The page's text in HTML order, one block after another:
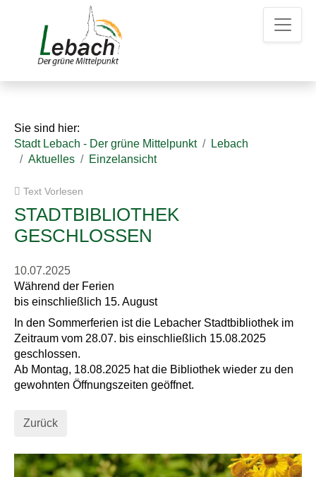
u
h
K
Sie sind hier:
Stadt Lebach - Der grüne Mittelpunkt
Lebach
Aktuelles
Einzelansicht
Text Vorlesen
STADTBIBLIOTHEK
GESCHLOSSEN
10.07.2025
Während der Ferien
bis einschließlich 15. August
In den Sommerferien ist die Lebacher Stadtbibliothek im
Zeitraum vom 28.07. bis einschließlich 15.08.2025
geschlossen.
Ab Montag, 18.08.2025 hat die Bibliothek wieder zu den
gewohnten Öffnungszeiten geöffnet.
Zurück